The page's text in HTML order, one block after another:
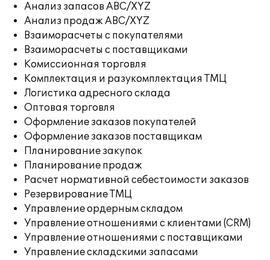
Анализ запасов ABC/XYZ
Анализ продаж ABC/XYZ
Взаиморасчеты с покупателями
Взаиморасчеты с поставщиками
Комиссионная торговля
Комплектация и разукомплектация ТМЦ
Логистика адресного склада
Оптовая торговля
Оформление заказов покупателей
Оформление заказов поставщикам
Планирование закупок
Планирование продаж
Расчет нормативной себестоимости заказов
Резервирование ТМЦ
Управление ордерным складом
Управление отношениями с клиентами (CRM)
Управление отношениями с поставщиками
Управление складскими запасами